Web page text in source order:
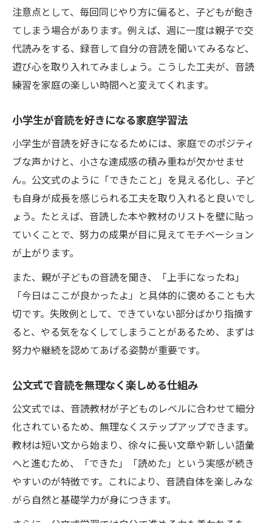
注意点として、毎回同じやり方に偏ると、子どもが飽き
てしまう場合があります。例えば、週に一度は親子で交
代読みをする、録音して自分の音読を聞いてみるなど、
遊び心を取り入れてみましょう。こうした工夫が、音読
練習を家庭の楽しい時間へと変えてくれます。
小学生が音読を好きになる家庭学習法
小学生が音読を好きになるためには、家庭でのポジティ
ブな声かけと、小さな達成感の積み重ねが欠かせませ
ん。公文式のように「できたこと」を見える化し、子ど
も自身が成長を感じられる工夫を取り入れると良いでし
ょう。たとえば、音読した本や教材のリストを壁に貼っ
ていくことで、努力の成果が目に見えてモチベーション
が上がります。
また、親が子どもの音読を聞き、「上手になったね」
「今日はここが良かったよ」と具体的に褒めることも大
切です。失敗例として、できていない部分ばかり指摘す
ると、やる気をなくしてしまうことがあるため、まずは
努力や継続を認めてあげる姿勢が重要です。
公文式で音読を無理なく楽しめる仕組み
公文式では、音読教材が子どものレベルに合わせて細分
化されているため、無理なくステップアップできます。
教材は短い文から始まり、徐々に長い文章や新しい語彙
へと進むため、「できた」「読めた」という実感が続き
やすいのが特徴です。これにより、音読自体を楽しみな
がら自然と基礎学力が身につきます。